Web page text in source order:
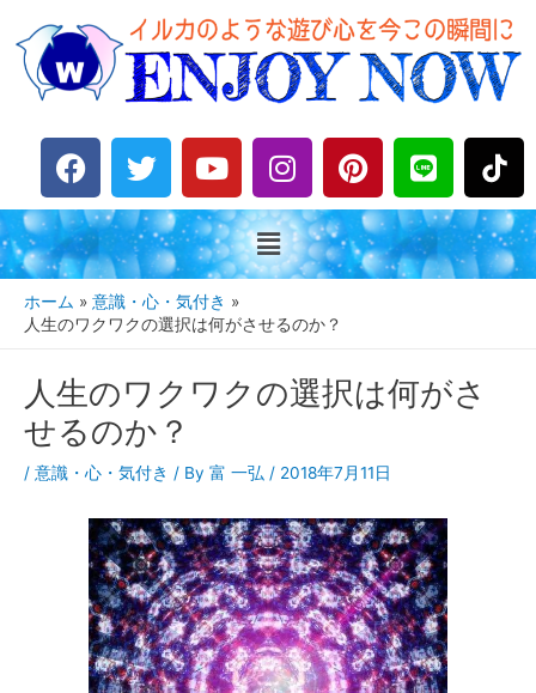
F
a
c
e
b
o
o
T
w
i
t
t
e
r
Y
o
u
t
u
b
e
I
n
s
t
a
r
m
P
i
n
t
e
t
L
i
n
e
ホーム
意識・心・気付き
人生のワクワクの選択は何がさせるのか？
人生のワクワクの選択は何がさ
せるのか？
/ 意識・心・気付き / By 富 一弘 / 2018年7月11日